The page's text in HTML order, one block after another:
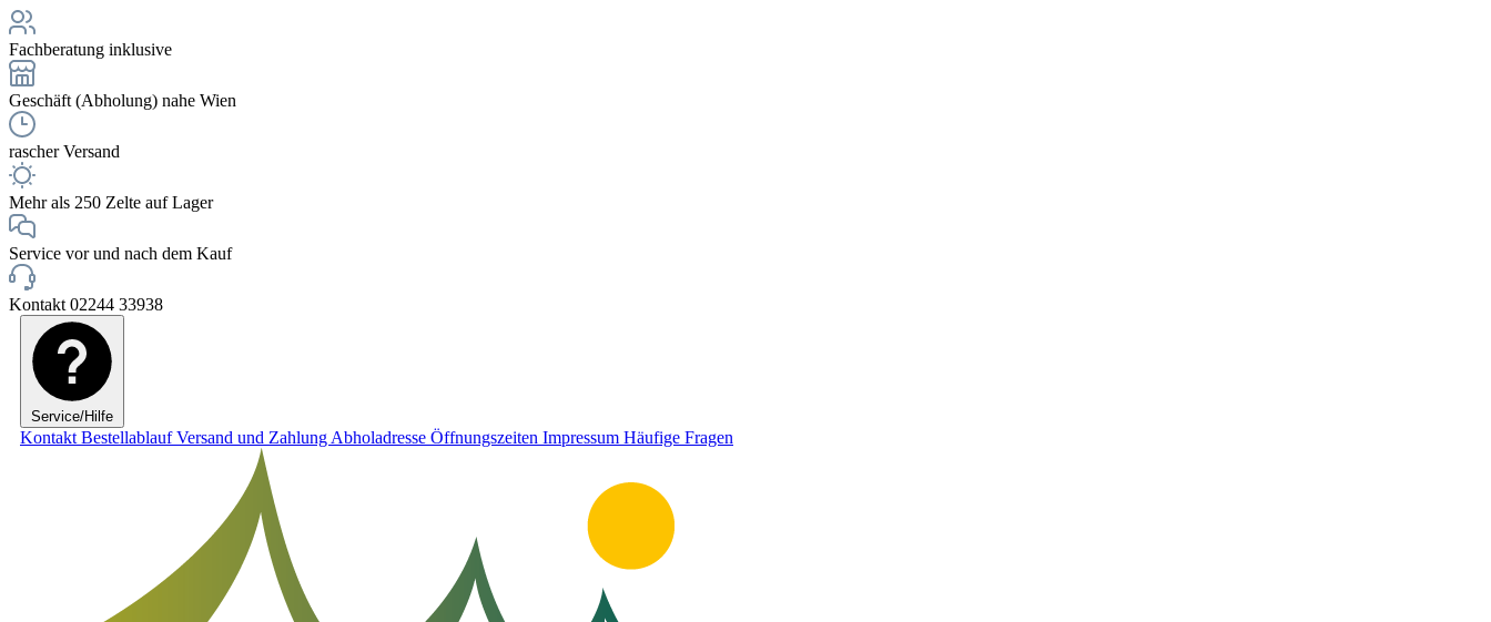
Fachberatung inklusive
Geschäft (Abholung) nahe Wien
rascher Versand
Mehr als 250 Zelte auf Lager
Service vor und nach dem Kauf
Kontakt 02244 33938
Service/Hilfe
Kontakt BestellablaufVersand und Zahlung Abholadresse Öffnungszeiten Impressum Häufige Fragen